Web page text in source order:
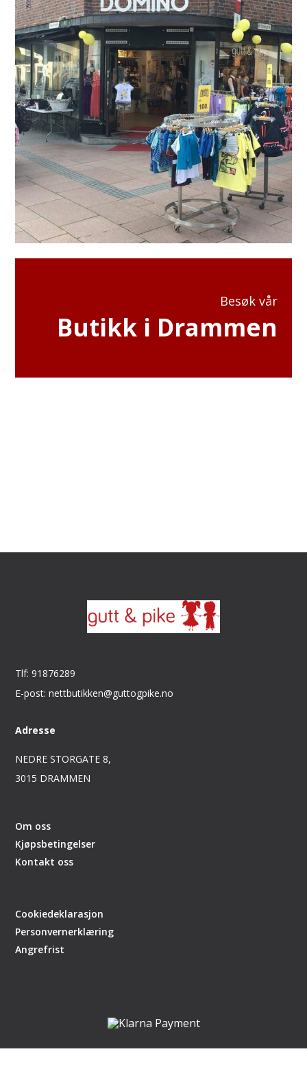
Besøk vår
Butikk i Drammen
Tlf: 91876289
E-post: nettbutikken@guttogpike.no
Adresse
NEDRE STORGATE 8,
3015 DRAMMEN
Om oss
Kjøpsbetingelser
Kontakt oss
Cookiedeklarasjon
Personvernerklæring
Angrefrist